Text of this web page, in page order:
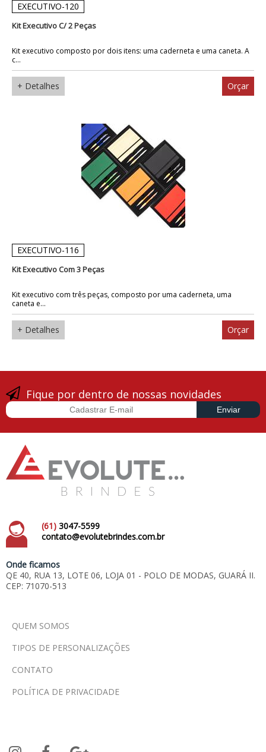
EXECUTIVO-120
Kit Executivo C/ 2 Peças
Kit executivo composto por dois itens: uma caderneta e uma caneta. A
c...
+ Detalhes Orçar
EXECUTIVO-116
Kit Executivo Com 3 Peças
Kit executivo com três peças, composto por uma caderneta, uma
caneta e...
+ Detalhes Orçar
Fique por dentro de nossas novidades
(61) 3047-5599
contato@evolutebrindes.com.br
Onde ficamos
QE 40, RUA 13, LOTE 06, LOJA 01 - POLO DE MODAS, GUARÁ II.
CEP: 71070-513
QUEM SOMOS
TIPOS DE PERSONALIZAÇÕES
CONTATO
POLÍTICA DE PRIVACIDADE